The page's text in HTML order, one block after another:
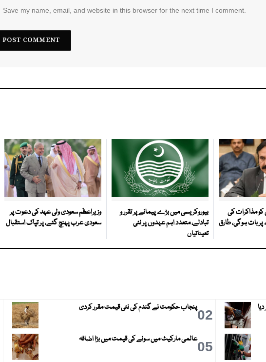
Save my name, email, and website in this browser for the next time I comment.
کو مذاکرات کی
بات ہوگی، طارق
بیوروکریسی میں بڑے پیمانے پر تقرر و
تبادلے، متعدد اہم عہدوں پر نئی
تعیناتیاں
وزیراعظم سعودی ولی عہد کی دعوت پر
سعودی عرب پہنچ گئے، پر تپاک استقبال
02پنجاب حکومت نے گندم کی نئی قیمت مقرر کردی
05عالمی مارکیٹ میں سونے کی قیمت میں بڑا اضافہ